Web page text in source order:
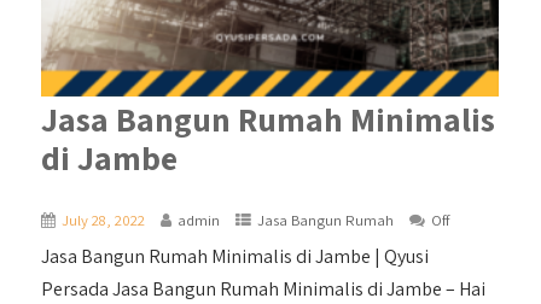
Jasa Bangun Rumah Minimalis
di Jambe
July 28, 2022 admin Jasa Bangun Rumah Off
Jasa Bangun Rumah Minimalis di Jambe | Qyusi
Persada Jasa Bangun Rumah Minimalis di Jambe – Hai